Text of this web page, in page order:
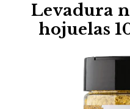
Levadura
hojuelas